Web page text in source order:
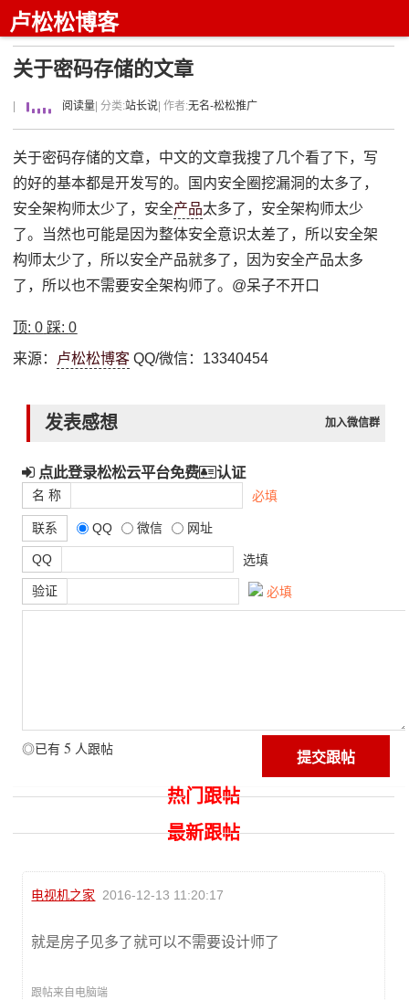
卢松松博客
关于密码存储的文章
阅读量 | 分类:站长说 | 作者:无名-松松推广
关于密码存储的文章，中文的文章我搜了几个看了下，写
的好的基本都是开发写的。国内安全圈挖漏洞的太多了，
安全架构师太少了，安全产品太多了，安全架构师太少
了。当然也可能是因为整体安全意识太差了，所以安全架
构师太少了，所以安全产品就多了，因为安全产品太多
了，所以也不需要安全架构师了。@呆子不开口
顶:0 踩:0
来源： 卢松松博客 QQ/微信：13340454
发表感想 加入微信群
点此登录松松云平台免费 认证
名 称 必填
联系 QQ 微信 网址
QQ 选填
验证 必填
◎已有 5 人跟帖
热门跟帖
最新跟帖
电视机之家 2016-12-13 11:20:17
就是房子见多了就可以不需要设计师了
跟帖来自电脑端